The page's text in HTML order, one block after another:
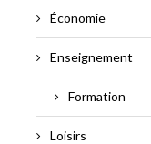
Économie
Enseignement
Formation
Loisirs